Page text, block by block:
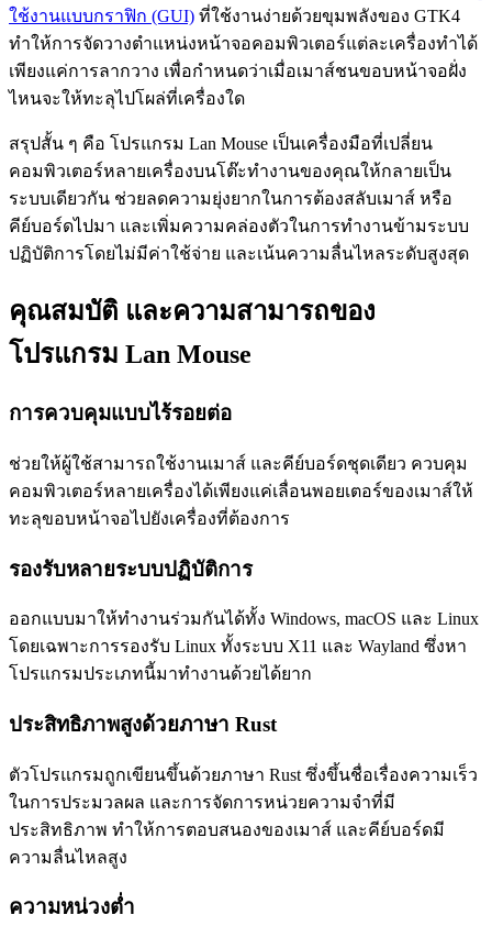
ใช้งานแบบกราฟิก (GUI) ที่ใช้งานง่ายด้วยขุมพลังของ GTK4
ทำให้การจัดวางตำแหน่งหน้าจอคอมพิวเตอร์แต่ละเครื่องทำได้
เพียงแค่การลากวาง เพื่อกำหนดว่าเมื่อเมาส์ชนขอบหน้าจอฝั่ง
ไหนจะให้ทะลุไปโผล่ที่เครื่องใด
สรุปสั้น ๆ คือ โปรแกรม Lan Mouse เป็นเครื่องมือที่เปลี่ยน
คอมพิวเตอร์หลายเครื่องบนโต๊ะทำงานของคุณให้กลายเป็น
ระบบเดียวกัน ช่วยลดความยุ่งยากในการต้องสลับเมาส์ หรือ
คีย์บอร์ดไปมา และเพิ่มความคล่องตัวในการทำงานข้ามระบบ
ปฏิบัติการโดยไม่มีค่าใช้จ่าย และเน้นความลื่นไหลระดับสูงสุด
คุณสมบัติ และความสามารถของ
โปรแกรม Lan Mouse
การควบคุมแบบไร้รอยต่อ
ช่วยให้ผู้ใช้สามารถใช้งานเมาส์ และคีย์บอร์ดชุดเดียว ควบคุม
คอมพิวเตอร์หลายเครื่องได้เพียงแค่เลื่อนพอยเตอร์ของเมาส์ให้
ทะลุขอบหน้าจอไปยังเครื่องที่ต้องการ
รองรับหลายระบบปฏิบัติการ
ออกแบบมาให้ทำงานร่วมกันได้ทั้ง Windows, macOS และ Linux
โดยเฉพาะการรองรับ Linux ทั้งระบบ X11 และ Wayland ซึ่งหา
โปรแกรมประเภทนี้มาทำงานด้วยได้ยาก
ประสิทธิภาพสูงด้วยภาษา Rust
ตัวโปรแกรมถูกเขียนขึ้นด้วยภาษา Rust ซึ่งขึ้นชื่อเรื่องความเร็ว
ในการประมวลผล และการจัดการหน่วยความจำที่มี
ประสิทธิภาพ ทำให้การตอบสนองของเมาส์ และคีย์บอร์ดมี
ความลื่นไหลสูง
ความหน่วงต่ำ